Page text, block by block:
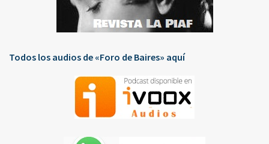
Todos los audios de «Foro de Baires» aquí